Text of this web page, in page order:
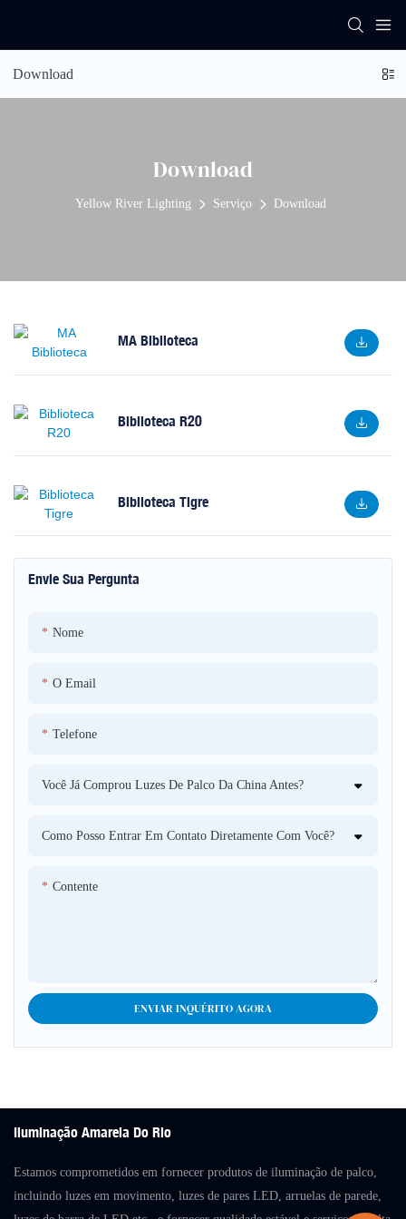
Download
Download
Yellow River Lighting Serviço Download
Envie Sua Pergunta
Nome
O Email
Telefone
Você Já Comprou Luzes De Palco Da China Antes?
Como Posso Entrar Em Contato Diretamente Com Você?
Contente
ENVIAR INQUÉRITO AGORA
MA Biblioteca
Biblioteca R20
Biblioteca Tigre
Iluminação Amarela Do Rio
Estamos comprometidos em fornecer produtos de iluminação de palco,
incluindo luzes em movimento, luzes de pares LED, arruelas de parede,